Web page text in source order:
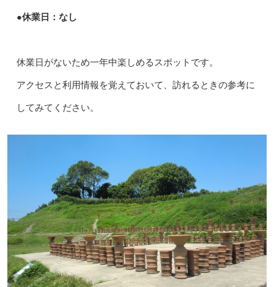
●休業日：なし
休業日がないため一年中楽しめるスポットです。
アクセスと利用情報を覚えておいて、訪れるときの参考に
してみてください。